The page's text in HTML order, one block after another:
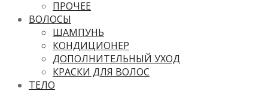
ПРОЧЕЕ
ВОЛОСЫ
ШАМПУНЬ
КОНДИЦИОНЕР
ДОПОЛНИТЕЛЬНЫЙ УХОД
КРАСКИ ДЛЯ ВОЛОС
ТЕЛО